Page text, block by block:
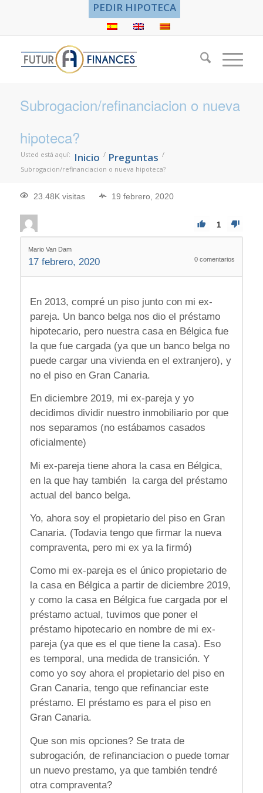
PEDIR HIPOTECA
Subrogacion/refinanciacion o nueva
hipoteca?
Usted está aquí: Inicio / Preguntas /
Subrogacion/refinanciacion o nueva hipoteca?
23.48K visitas 19 febrero, 2020
1
Mario Van Dam
17 febrero, 2020 0 comentarios
En 2013, compré un piso junto con mi ex-
pareja. Un banco belga nos dio el préstamo
hipotecario, pero nuestra casa en Bélgica fue
la que fue cargada (ya que un banco belga no
puede cargar una vivienda en el extranjero), y
no el piso en Gran Canaria.
En diciembre 2019, mi ex-pareja y yo
decidimos dividir nuestro inmobiliario por que
nos separamos (no estábamos casados
oficialmente)
Mi ex-pareja tiene ahora la casa en Bélgica,
en la que hay también la carga del préstamo
actual del banco belga.
Yo, ahora soy el propietario del piso en Gran
Canaria. (Todavia tengo que firmar la nueva
compraventa, pero mi ex ya la firmó)
Como mi ex-pareja es el único propietario de
la casa en Bélgica a partir de diciembre 2019,
y como la casa en Bélgica fue cargada por el
préstamo actual, tuvimos que poner el
préstamo hipotecario en nombre de mi ex-
pareja (ya que es el que tiene la casa). Eso
es temporal, una medida de transición. Y
como yo soy ahora el propietario del piso en
Gran Canaria, tengo que refinanciar este
préstamo. El préstamo es para el piso en
Gran Canaria.
Que son mis opciones? Se trata de
subrogación, de refinanciacion o puede tomar
un nuevo prestamo, ya que también tendré
otra compraventa?